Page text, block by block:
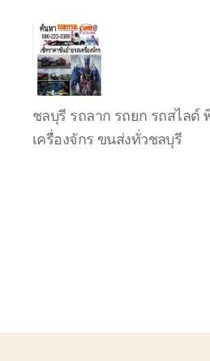
รถยก
รถ
ชลบุรี รถลาก รถยก รถสไลด์
เครื่องจักร ขนส่งทั่วชลบุรี